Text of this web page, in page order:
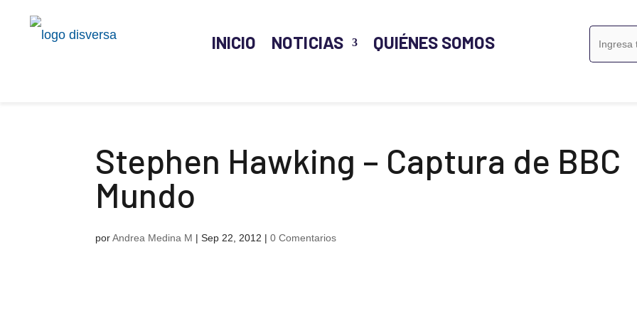
INICIO NOTICIAS QUIÉNES SOMOS
Buscar:
Stephen Hawking – Captura de BBC
Mundo
porAndrea Medina M |Sep 22, 2012 |0 Comentarios